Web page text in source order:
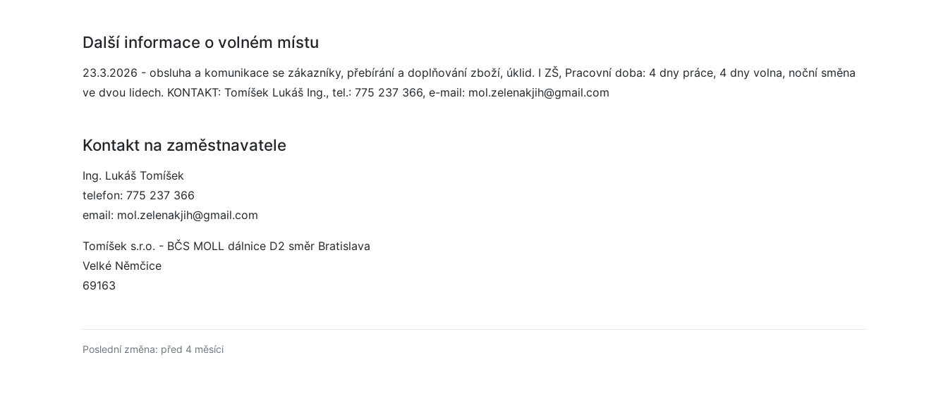
Další informace o volném místu
23.3.2026 - obsluha a komunikace se zákazníky, přebírání a doplňování zboží, úklid. I ZŠ, Pracovní doba: 4 dny práce, 4 dny volna, noční směna
ve dvou lidech. KONTAKT: Tomíšek Lukáš Ing., tel.: 775 237 366, e-mail: mol.zelenakjih@gmail.com
Kontakt na zaměstnavatele
Ing. Lukáš Tomíšek
telefon: 775 237 366
email: mol.zelenakjih@gmail.com
Tomíšek s.r.o. - BČS MOLL dálnice D2 směr Bratislava
Velké Němčice
69163
Poslední změna: před 4 měsíci